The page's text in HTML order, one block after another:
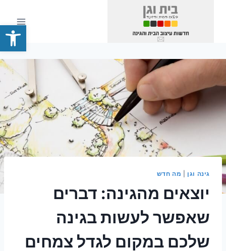
פתח
גינה וגן מה חדש
יוצאים מהגינה: דברים
שאפשר לעשות בגינה
שלכם במקום לגדל צמחים